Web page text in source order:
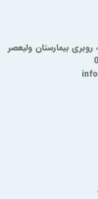
بیمارستان ولیعصر